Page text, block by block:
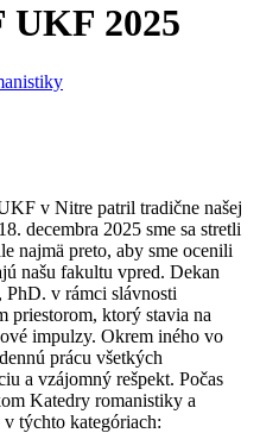
UKF 2025
v Nitre patril tradične našej
decembra 2025 sme sa stretli
najmä preto, aby sme ocenili
našu fakultu vpred. Dekan
v rámci slávnosti
priestorom, ktorý stavia na
impulzy. Okrem iného vo
prácu všetkých
a vzájomný rešpekt. Počas
Katedry romanistiky a
týchto kategóriach: